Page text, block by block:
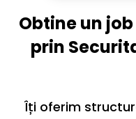
Obtine un
prin
Îți oferim